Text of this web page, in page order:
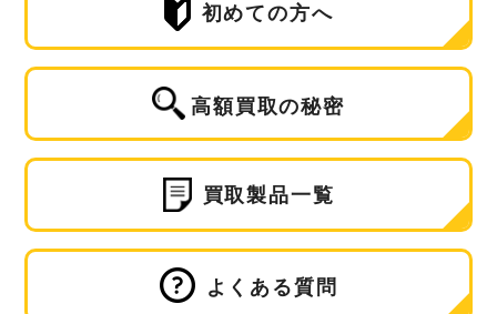
初めての方へ
高額買取の秘密
買取製品一覧
よくある質問